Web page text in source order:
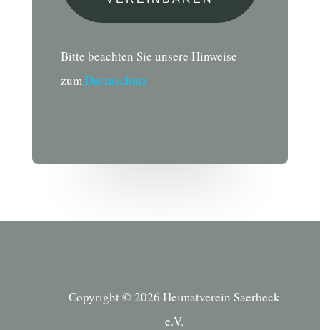
Bitte beachten Sie unsere Hinweise
zum Datenschutz
Copyright © 2026 Heimatverein Saerbeck
e.V.